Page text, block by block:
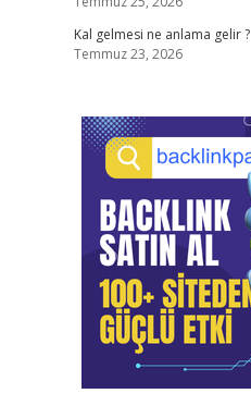
Kal gelmesi ne anlama gelir ?
Temmuz 23, 2026